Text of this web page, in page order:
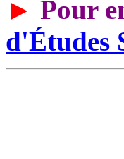
► Pour
d'Études